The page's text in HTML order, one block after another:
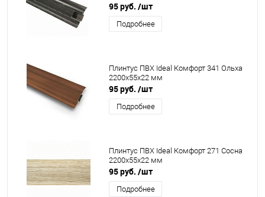
95 руб. /шт
Подробнее
Плинтус ПВХ Ideal Комфорт 341 Ольха
2200x55x22 мм
95 руб. /шт
Подробнее
Плинтус ПВХ Ideal Комфорт 271 Сосна
2200x55x22 мм
95 руб. /шт
Подробнее